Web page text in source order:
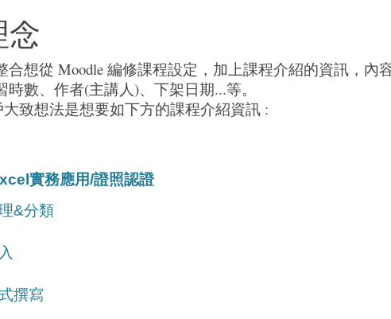
念
合想從 Moodle 編修課程設定，加上課程介紹的資訊，內
時數、作者(主講人)、下架日期...等。
大致想法是想要如下方的課程介紹資訊 :
實務應用/證照認證
&分類
撰寫